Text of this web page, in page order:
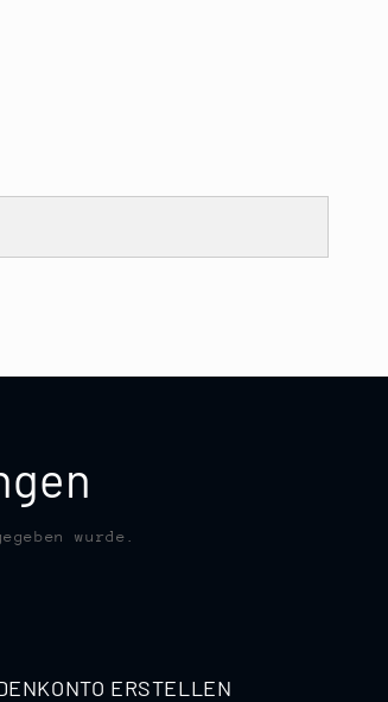
wurde.
ERSTELLEN